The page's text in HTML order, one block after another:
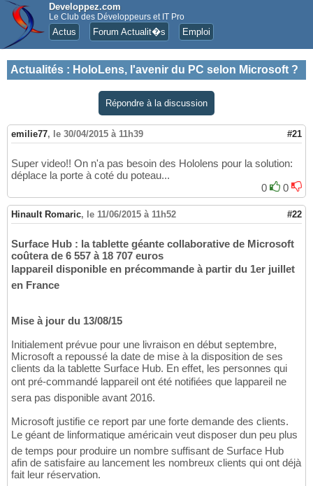
Developpez.com
Le Club des Développeurs et IT Pro
Actus Forum Actualit�s Emploi
Actualités : HoloLens, l'avenir du PC selon Microsoft ?
Répondre à la discussion
emilie77, le 30/04/2015 à 11h39 #21
Super video!! On n'a pas besoin des Hololens pour la solution:
déplace la porte à coté du poteau...
0
0
Hinault Romaric, le 11/06/2015 à 11h52 #22
Surface Hub : la tablette géante collaborative de Microsoft
coûtera de 6 557 à 18 707 euros
lappareil disponible en précommande à partir du 1er juillet
en France
Mise à jour du 13/08/15
Initialement prévue pour une livraison en début septembre,
Microsoft a repoussé la date de mise à la disposition de ses
clients da la tablette Surface Hub. En effet, les personnes qui
ont pré-commandé lappareil ont été notifiées que lappareil ne
sera pas disponible avant 2016.
Microsoft justifie ce report par une forte demande des clients.
Le géant de linformatique américain veut disposer dun peu plus
de temps pour produire un nombre suffisant de Surface Hub
afin de satisfaire au lancement les nombreux clients qui ont déjà
fait leur réservation.